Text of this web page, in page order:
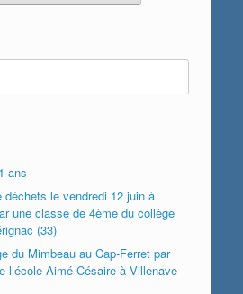
ans
déchets le vendredi 12 juin à
une classe de 4ème du collège
(33)
du Mimbeau au Cap-Ferret par
l’école Aimé Césaire à Villenave